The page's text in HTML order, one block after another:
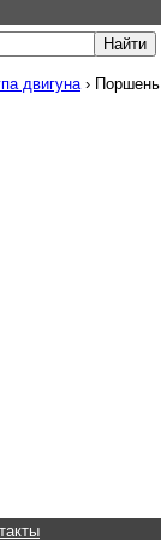
двигуна› Поршень